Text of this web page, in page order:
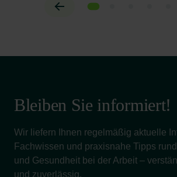
Bleiben Sie informiert!
Wir liefern Ihnen regelmäßig aktuelle
Fachwissen und praxisnahe Tipps
und Gesundheit bei der Arbeit –
und zuverlässig.